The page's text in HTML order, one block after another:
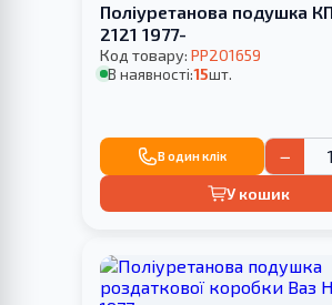
Поліуретанова подушка
2121 1977-
Код товару: PP201659
В наявності:15шт.
В один клік −
У кошик